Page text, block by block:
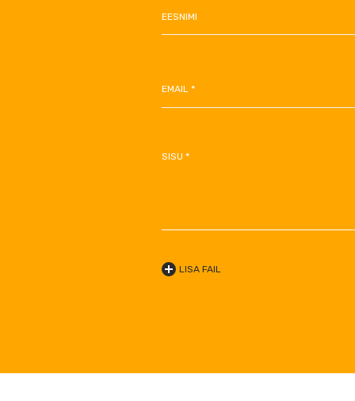
EESNIMI
EMAIL *
SISU *
LISA FAIL